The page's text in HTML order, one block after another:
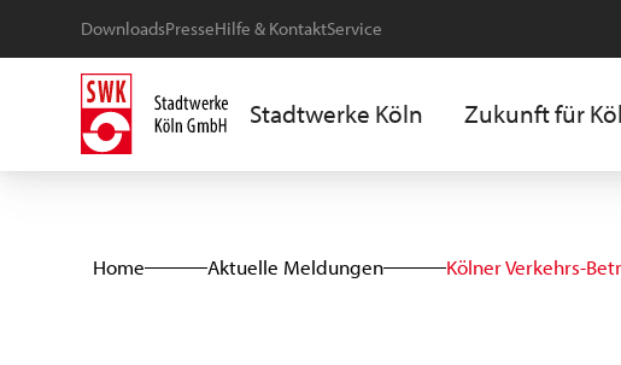
DownloadsPresseHilfe & KontaktService
Stadtwerke Köln Zukunft für
Home Aktuelle Meldungen Kölner Verkehrs-